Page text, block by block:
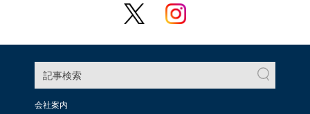
記事検索
会社案内